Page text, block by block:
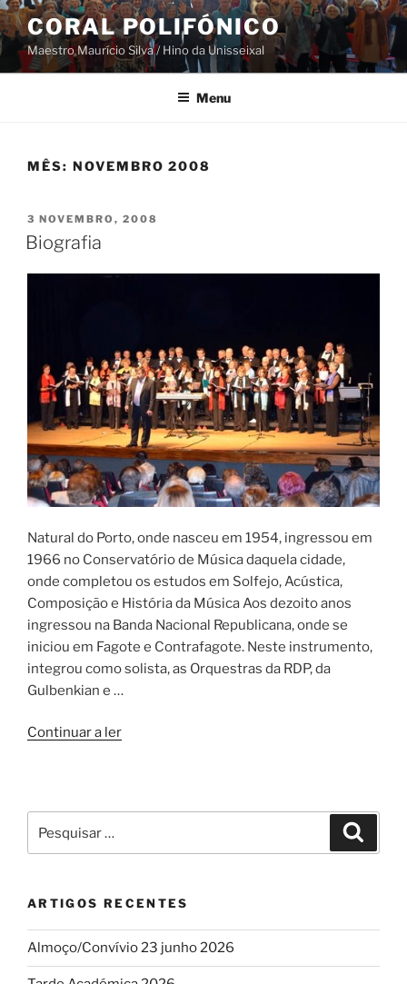
Saltar
para
o
conteúdo
CORAL POLIFÓNICO
Maestro Maurício Silva / Hino da Unisseixal
Menu
MÊS: NOVEMBRO 2008
PUBLICADO
EM
3 NOVEMBRO, 2008
Biografia
Natural do Porto, onde nasceu em 1954, ingressou em
1966 no Conservatório de Música daquela cidade,
onde completou os estudos em Solfejo, Acústica,
Composição e História da Música Aos dezoito anos
ingressou na Banda Nacional Republicana, onde se
iniciou em Fagote e Contrafagote. Neste instrumento,
integrou como solista, as Orquestras da RDP, da
Gulbenkian e …
Continuar a ler“Biografia”
por:
ARTIGOS RECENTES
Almoço/Convívio 23 junho 2026